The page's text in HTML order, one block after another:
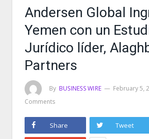
Andersen Global
Yemen con un
Jurídico líder,
Partners
By BUSINESS WIRE February 5,
Comments
Share Tweet